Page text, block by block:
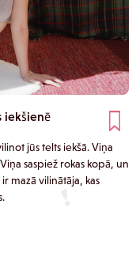
iekšienē
jūs telts iekšā. Viņa
saspiež rokas kopā, un
mazā vilinātāja, kas